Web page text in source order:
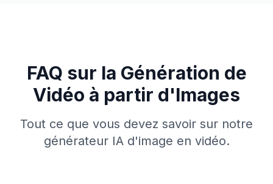
FAQ sur la Génération de
Vidéo à partir d'Images
Tout ce que vous devez savoir sur notre
générateur IA d'image en vidéo.